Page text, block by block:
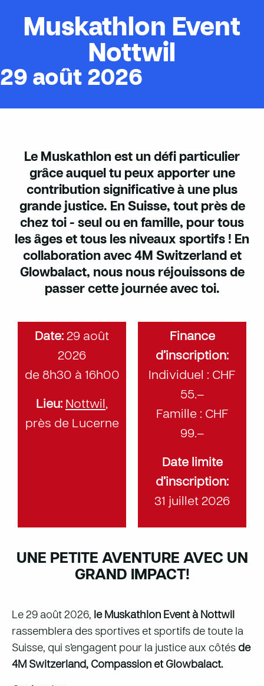
Muskathlon Event
Nottwil
29 août 2026
Le Muskathlon est un défi particulier
grâce auquel tu peux apporter une
contribution significative à une plus
grande justice. En Suisse, tout près de
chez toi - seul ou en famille, pour tous
les âges et tous les niveaux sportifs ! En
collaboration avec 4M Switzerland et
Glowbalact, nous nous réjouissons de
passer cette journée avec toi.
Date: 29 août
2026
de 8h30 à 16h00
Lieu: Nottwil ,
près de Lucerne
Finance
d’inscription:
Individuel : CHF
55.–
Famille : CHF
99.–
Date limite
d’inscription:
31 juillet 2026
UNE PETITE AVENTURE AVEC UN
GRAND IMPACT!
Le 29 août 2026, le Muskathlon Event à Nottwil
rassemblera des sportives et sportifs de toute la
Suisse, qui s’engagent pour la justice aux côtés de
4M Switzerland, Compassion et Glowbalact.